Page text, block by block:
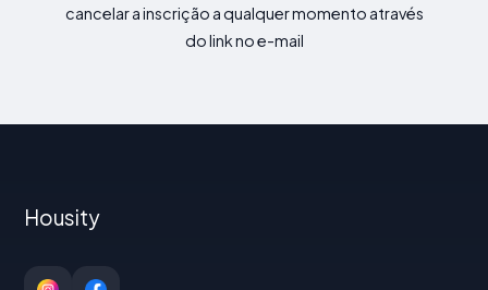
cancelar a inscrição a qualquer momento através
do link no e-mail
Housity